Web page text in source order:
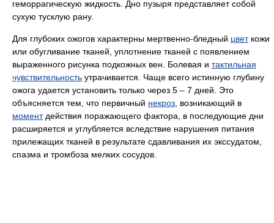
геморрагическую жидкость. Дно пузыря представляет собой
сухую тусклую рану.
Для глубоких ожогов характерны мертвенно-бледный цветкожи
или обугливание тканей, уплотнение тканей с появлением
выраженного рисунка подкожных вен. Болевая и тактильная
чувствительность утрачивается. Чаще всего истинную глубину
ожога удается установить только через 5 – 7 дней. Это
объясняется тем, что первичный некроз , возникающий в
моментдействия поражающего фактора, в последующие дни
расширяется и углубляется вследствие нарушения питания
прилежащих тканей в результате сдавливания их экссудатом,
спазма и тромбоза мелких сосудов.